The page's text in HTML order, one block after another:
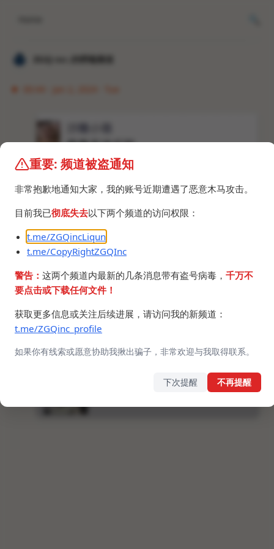
𝐙𝐆𝐐 ɪɴᴄ.的唠嗑频道
重要: 频道被盗通知
非常抱歉地通知大家，我的账号近期遭遇了恶意木马攻击。
目前我已彻底失去以下两个频道的访问权限：
t.me/ZGQincLiqun
t.me/CopyRightZGQInc
警告： 这两个频道内最新的几条消息带有盗号病毒， 千万不
要点击或下载任何文件！
获取更多信息或关注后续进展，请访问我的新频道：
t.me/ZGQinc_profile
如果你有线索或愿意协助我揪出骗子，非常欢迎与我取得联系。
下次提醒 不再提醒